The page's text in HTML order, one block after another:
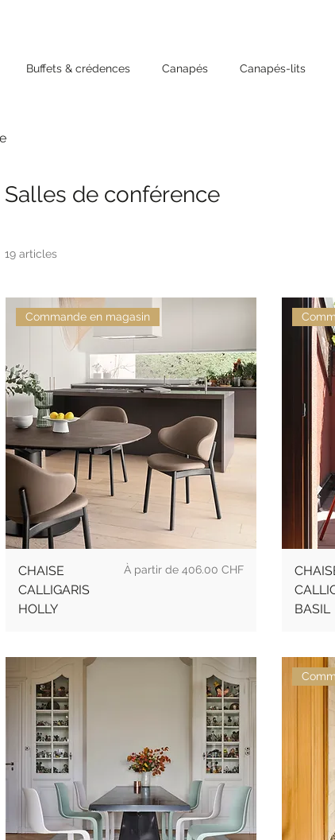
Buffets & crédences Canapés Canapés-lits
Salles de conférence
19 articles
Commande en magasin
CHAISE
CALLIGARIS
HOLLY
À partir de406.00 CHF
Prix promotionnel
BASIL